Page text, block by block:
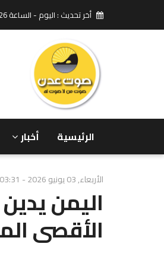
أخر تحديث : اليوم - الساعة 10:26 ص بتوقيت مدينة عدن
الرئيسية أخبار
الأربعاء, 03 يونيو 2026 - 03:31 م (بتوقيت مدينة عدن)
اليمن
الأقصى